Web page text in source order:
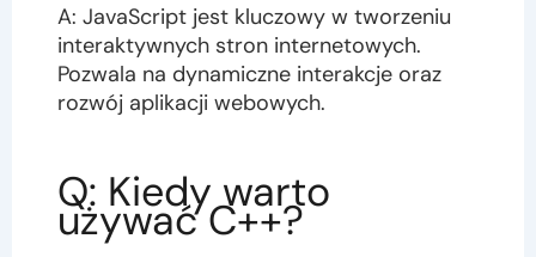
A: JavaScript jest kluczowy w tworzeniu
interaktywnych stron internetowych.
Pozwala na dynamiczne interakcje oraz
rozwój aplikacji webowych.
Q: Kiedy warto
używać C++?